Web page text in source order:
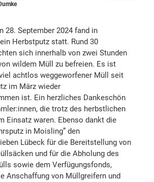
28. September 2024 fand in
Herbstputz statt. Rund 30
sich innerhalb von zwei Stunden
wildem Müll zu befreien. Es ist
achtlos weggeworfener Müll seit
im März wieder
ist. Ein herzliches Dankeschön
die trotz des herbstlichen
Einsatz waren. Ebenso dankt die
in Moisling” den
Lübeck für die Bereitstellung von
und für die Abholung des
sowie dem Verfügungsfonds,
Anschaffung von Müllgreifern und